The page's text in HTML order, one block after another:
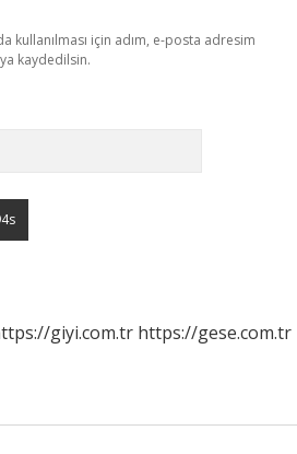
kullanılması için adım, e-posta adresim
kaydedilsin.
giyi.com.tr https://gese.com.tr